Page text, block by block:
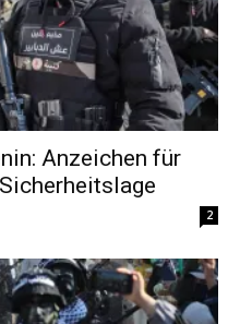
Anzeichen für
2